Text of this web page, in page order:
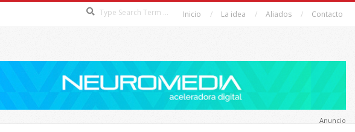
Inicio La idea Aliados Contacto
Anuncio